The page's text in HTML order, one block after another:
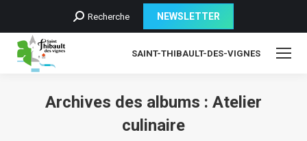
Recherche
Recherche NEWSLETTER
SAINT-THIBAULT-DES-VIGNES
Archives des albums : Atelier
culinaire